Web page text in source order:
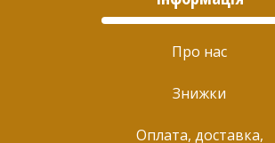
Про нас
Знижки
Оплата, доставка,